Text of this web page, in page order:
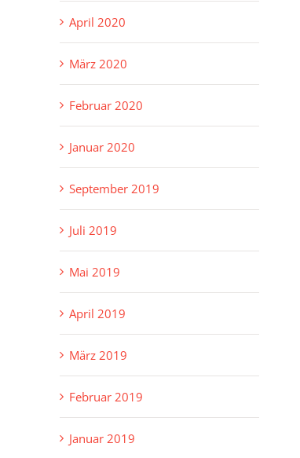
April 2020
März 2020
Februar 2020
Januar 2020
September 2019
Juli 2019
Mai 2019
April 2019
März 2019
Februar 2019
Januar 2019